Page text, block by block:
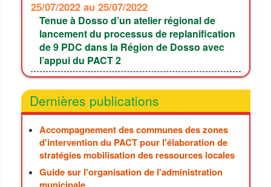
25/07/2022 au 25/07/2022
Tenue à Dosso d’un atelier régional de
lancement du processus de replanification
de 9 PDC dans la Région de Dosso avec
l’appui du PACT 2
Dernières publications
Accompagnement des communes des zones
d'intervention du PACT pour l'élaboration de
stratégies mobilisation des ressources locales
Guide sur l'organisation de l'administration